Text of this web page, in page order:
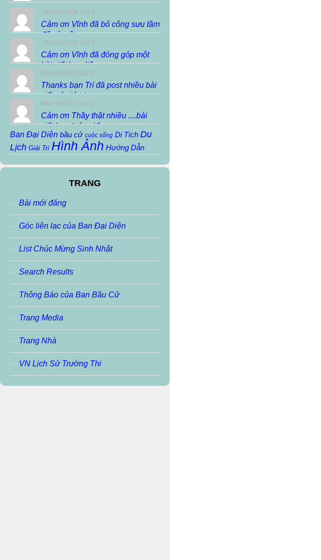
TRI NGUYEN SAYS:
Cảm ơn Vĩnh đã bỏ công sưu tầm
để có một...
TRI NGUYEN SAYS:
Cảm ơn Vĩnh đã đóng góp một
bài viết hay, liên...
KIM HƯỜNG SAYS:
Thanks bạn Trí đã post nhiều bài
viết có giá trị...
KIM HƯỜNG SAYS:
Cảm ơn Thầy thật nhiều ....bài
viết hay & ý nghĩa...
Ban Đại Diện bầu cử cuộc sống Di Tích Du
Lịch Giải Trí Hình Ảnh Hướng Dẫn
Khoa Học
Kiến Thức
Lịch
Người Nổi Tiếng
Nhạc THTĐ Phiếm
Thơ Haiku Thơ ráp Thơ Sáng Tác
Tran Ngoc Anh Videos VoChieu
TRANG
Bài mới đăng
Góc liên lạc của Ban Đại Diện
List Chúc Mừng Sinh Nhật
Search Results
Thông Báo của Ban Bầu Cử
Trang Media
Trang Nhà
VN Lịch Sử Trường Thi